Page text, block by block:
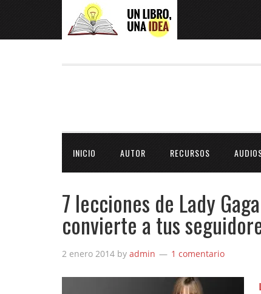
INICIO AUTOR RECURSOS
7 lecciones de Lady
convierte a tus
2 enero 2014 by admin 1 comentario